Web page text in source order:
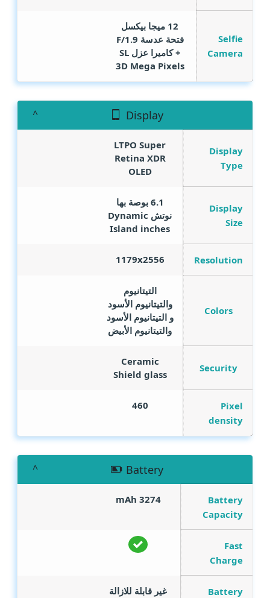
Selfie
Camera
12 ميجا بيكسل
فتحة عدسة F/1.9
+ كاميرا عزل SL
3D Mega Pixels
Display
Display
Type
LTPO Super
Retina XDR
OLED
Display
Size
6.1 بوصة بها
نوتش Dynamic
Island inches
Resolution
1179x2556
Colors
التيتانيوم
والتيتانيوم الأسود
و التيتانيوم الأسود
والتيتانيوم الأبيض
Security
Ceramic
Shield glass
Pixel
density
460
Battery
Battery
Capacity
3274
mAh
Fast
Charge
Battery
غير قابلة للازالة